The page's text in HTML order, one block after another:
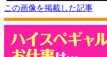
この画像を掲載した記事